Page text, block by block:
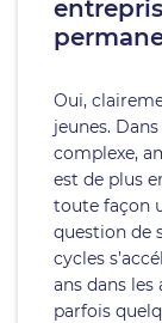
Oui,
jeunes.
complexe,
est de plus
toute façon
question de
cycles
ans dans les
parfois